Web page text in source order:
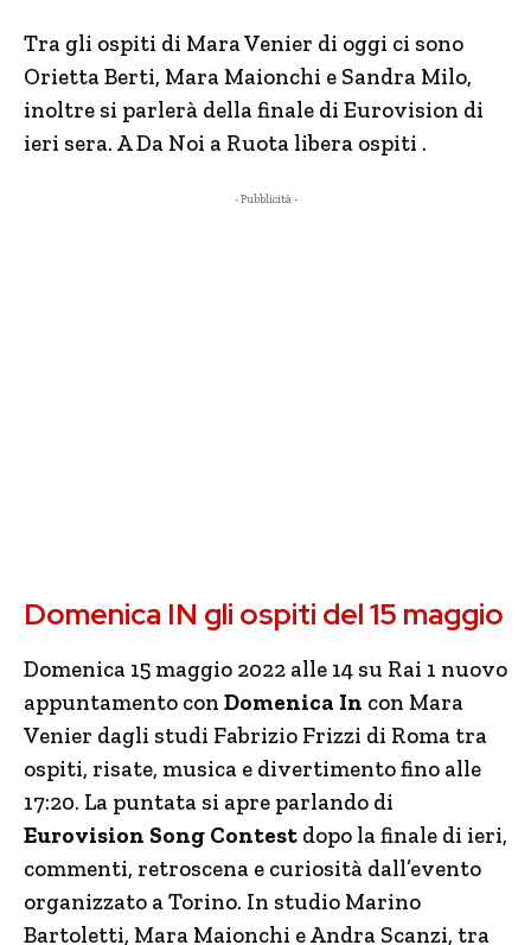
Tra gli ospiti di Mara Venier di oggi ci sono
Orietta Berti, Mara Maionchi e Sandra Milo,
inoltre si parlerà della finale di Eurovision di
ieri sera. A Da Noi a Ruota libera ospiti .
- Pubblicità -
Domenica IN gli ospiti del 15 maggio
Domenica 15 maggio 2022 alle 14 su Rai 1 nuovo
appuntamento con Domenica In con Mara
Venier dagli studi Fabrizio Frizzi di Roma tra
ospiti, risate, musica e divertimento fino alle
17:20. La puntata si apre parlando di
Eurovision Song Contest dopo la finale di ieri,
commenti, retroscena e curiosità dall’evento
organizzato a Torino. In studio Marino
Bartoletti, Mara Maionchi e Andra Scanzi, tra